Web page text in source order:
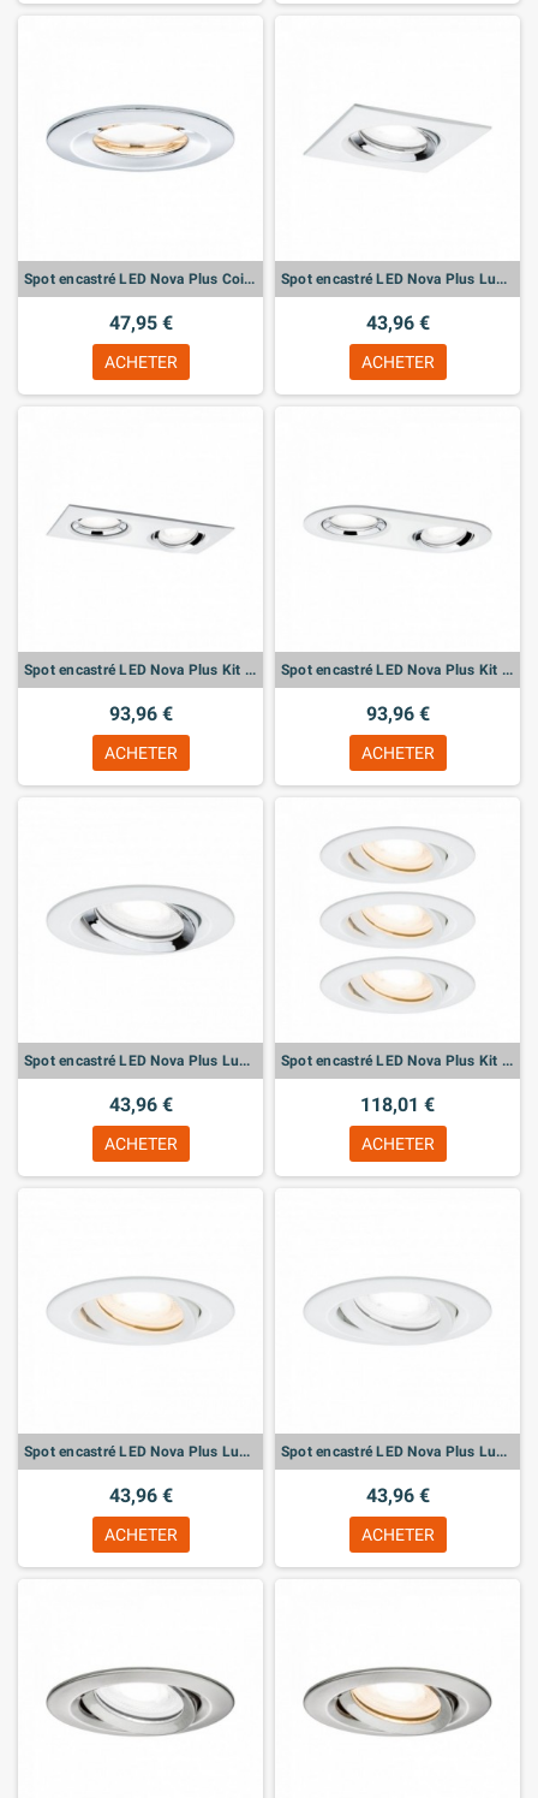
Spot encastré LED Nova Plus Coin fixe
47,95 €
ACHETER
Spot encastré LED Nova Plus Luminaire individuel orientable
43,96 €
ACHETER
Spot encastré LED Nova Plus Kit de base orientable
93,96 €
ACHETER
Spot encastré LED Nova Plus Kit de base orientable
93,96 €
ACHETER
Spot encastré LED Nova Plus Luminaire individuel orientable
43,96 €
ACHETER
Spot encastré LED Nova Plus Kit de base orientable
118,01 €
ACHETER
Spot encastré LED Nova Plus Luminaire individuel orientable
43,96 €
ACHETER
Spot encastré LED Nova Plus Luminaire individuel orientable
43,96 €
ACHETER